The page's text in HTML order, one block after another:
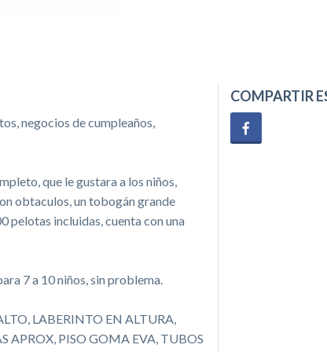
negocios de cumpleaños,
que le gustara a los niños,
obtaculos, un tobogán grande
pelotas incluidas, cuenta con una
7 a 10 niños, sin problema.
LABERINTO EN ALTURA,
APROX, PISO GOMA EVA, TUBOS
COMPARTIR